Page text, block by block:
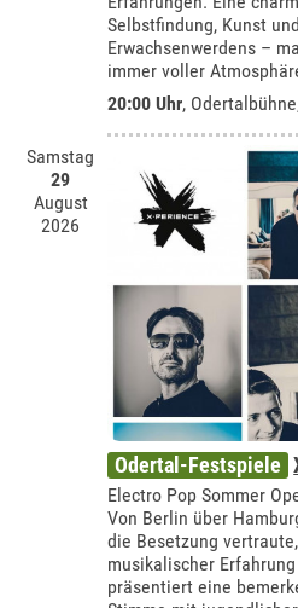
Selbstfindung, Kunst
Erwachsenwerdens –
immer voller
20:00 Uhr, Odertalbühne
Samstag
29
August
2026
Odertal-Festspiele
Electro Pop Sommer
Von Berlin über
die Besetzung
musikalischer
präsentiert eine